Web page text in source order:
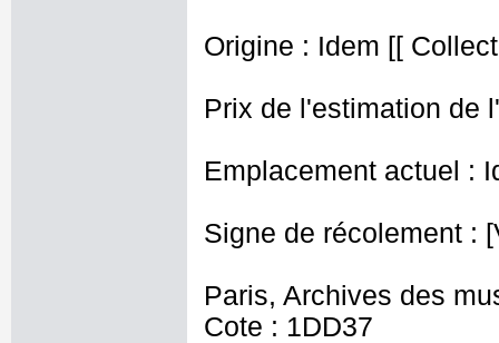
Origine : Idem [[
Prix de l'estimation de
Emplacement actuel :
Signe de récolement :
Paris, Archives des
Cote : 1DD37